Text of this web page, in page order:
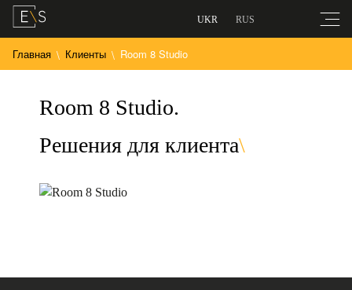
UKR RUS
Главная Клиенты Room 8 Studio
Room 8 Studio.
Решения для клиента